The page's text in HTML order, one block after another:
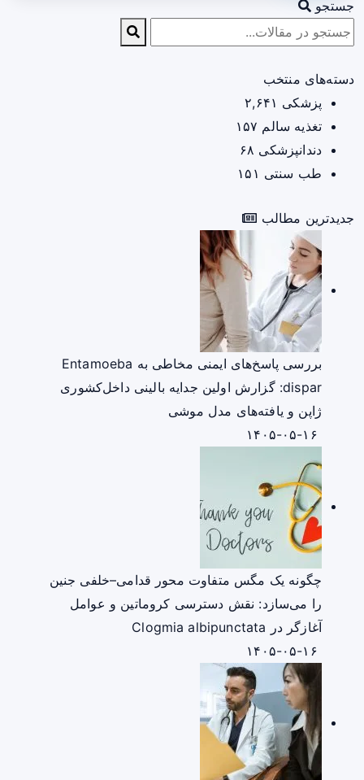
جستجو
دسته‌های منتخب
پزشکی ۲,۶۴۱
تغذیه سالم ۱۵۷
دندانپزشکی ۶۸
طب سنتی ۱۵۱
جدیدترین مطالب
بررسی پاسخ‌های ایمنی مخاطی به Entamoeba
dispar: گزارش اولین جدایه بالینی داخل‌کشوری
ژاپن و یافته‌های مدل موشی
چگونه یک مگس متفاوت محور قدامی–خلفی جنین
را می‌سازد: نقش دسترسی کروماتین و عوامل
آغازگر در Clogmia albipunctata